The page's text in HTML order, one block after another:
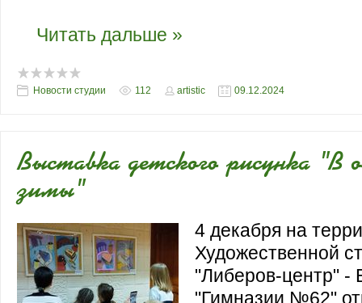
Читать дальше »
Новости студии 112 artistic 09.12.2024
Выставка детского рисунка "В
зимы"
4 декабря на
Художественной
"Либеров-центр" -
"Гимназии №62"